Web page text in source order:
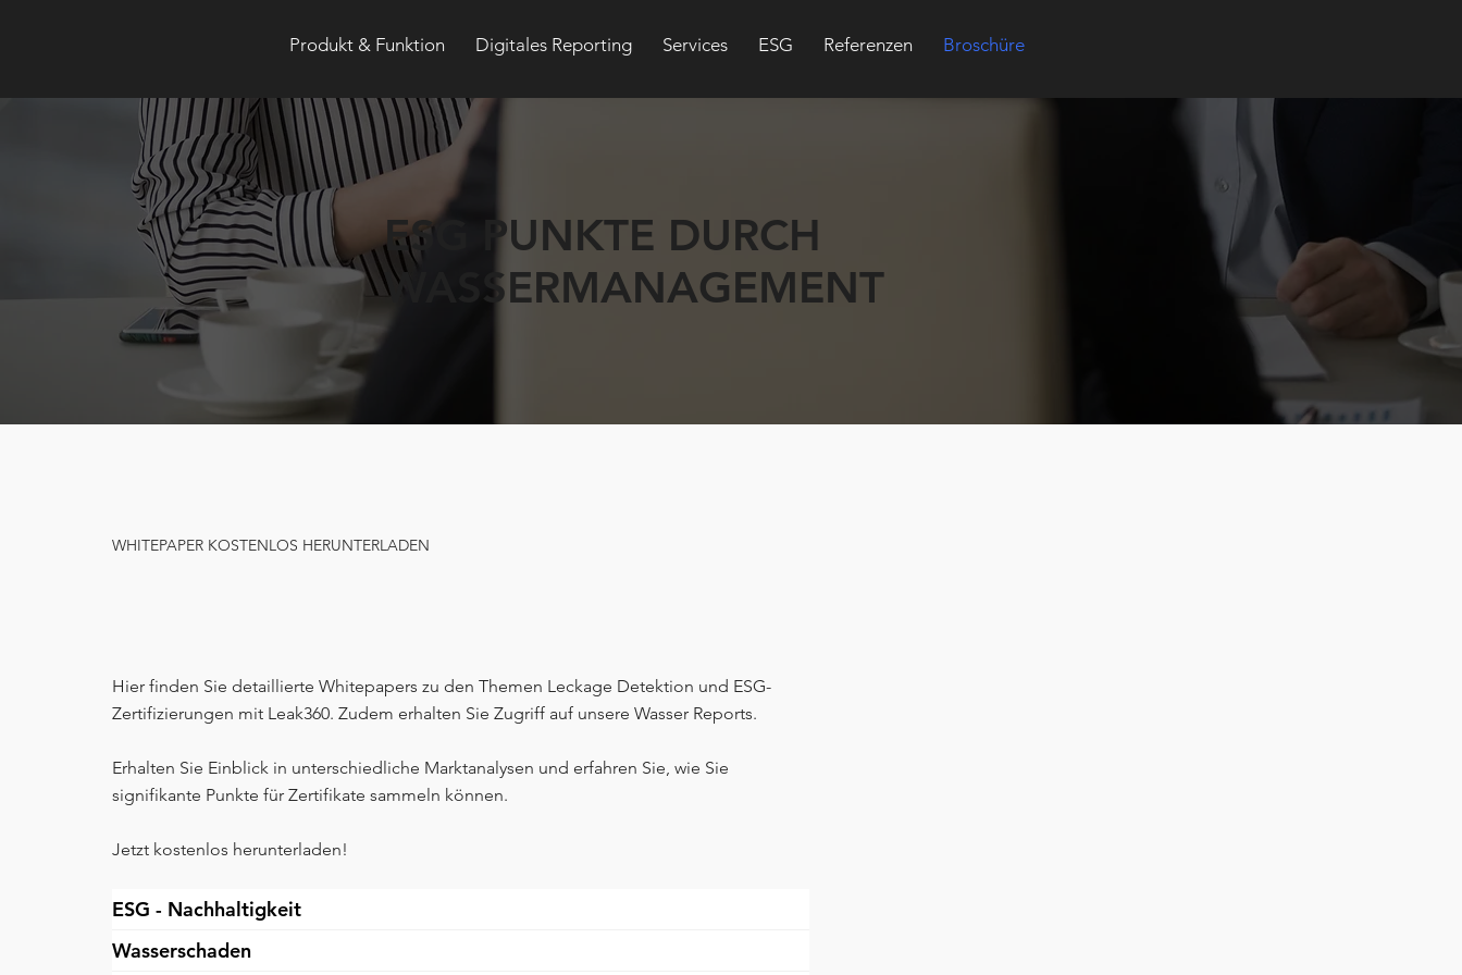
Produkt & Funktion Digitales Reporting Services ESG Referenzen Broschüre
ESG PUNKTE DURCH
WASSERMANAGEMENT
WHITEPAPER KOSTENLOS HERUNTERLADEN
Hier finden Sie detaillierte Whitepapers zu den Themen Leckage Detektion und ESG-
Zertifizierungen mit Leak360. Zudem erhalten Sie Zugriff auf unsere Wasser Reports.
Erhalten Sie Einblick in unterschiedliche Marktanalysen und erfahren Sie, wie Sie
signifikante Punkte für Zertifikate sammeln können.
Jetzt kostenlos herunterladen!
ESG - Nachhaltigkeit
Wasserschaden